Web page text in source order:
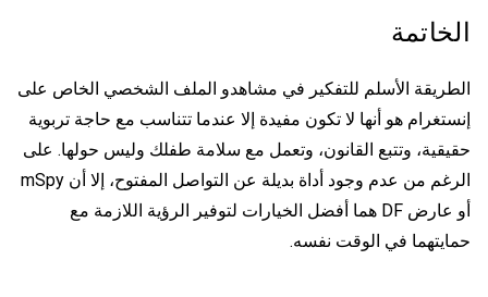
الخاتمة
الطريقة الأسلم للتفكير في مشاهدو الملف الشخصي الخاص على
إنستغرام هو أنها لا تكون مفيدة إلا عندما تتناسب مع حاجة تربوية
حقيقية، وتتبع القانون، وتعمل مع سلامة طفلك وليس حولها. على
الرغم من عدم وجود أداة بديلة عن التواصل المفتوح، إلا أن mSpy
أو عارض DF هما أفضل الخيارات لتوفير الرؤية اللازمة مع
حمايتهما في الوقت نفسه.